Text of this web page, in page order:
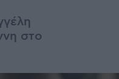
στο